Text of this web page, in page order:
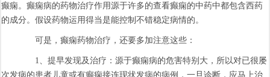
癫痫。癫痫病的药物治疗作用源于许多的查看癫痫的中药中都包含西药
的成分。假设药物运用得当是能控制不错稳定病情的。
可是，癫痫药物治疗，还要多加注意这些：
1、提早发现及治疗：源于癫痫病的危害特别大，所以对已很屡
次发病的患者儿童或有癫痫接连现状发病的病例，一旦诊断，应马上治